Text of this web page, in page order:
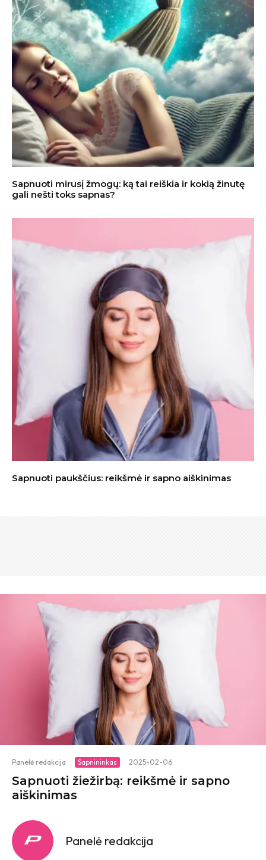
Sapnuoti mirusį žmogų: ką tai reiškia ir kokią žinutę
gali nešti toks sapnas?
Sapnuoti paukščius: reikšmė ir sapno aiškinimas
Panelė redakcija · Sapnininkas · 2025-02-06
Sapnuoti žiežirbą: reikšmė ir sapno
aiškinimas
Panelė redakcija